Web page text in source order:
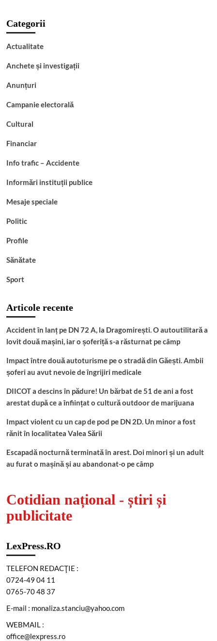
Categorii
Actualitate
Anchete și investigații
Anunțuri
Campanie electorală
Cultural
Financiar
Info trafic – Accidente
Informări instituții publice
Mesaje speciale
Politic
Profile
Sănătate
Sport
Articole recente
Accident în lanț pe DN 72 A, la Dragomirești. O autoutilitară a
lovit două mașini, iar o șoferiță s-a răsturnat pe câmp
Impact între două autoturisme pe o stradă din Găești. Ambii
șoferi au avut nevoie de îngrijiri medicale
DIICOT a descins în pădure! Un bărbat de 51 de ani a fost
arestat după ce a înființat o cultură outdoor de marijuana
Impact violent cu un cap de pod pe DN 2D. Un minor a fost
rănit în localitatea Valea Sării
Escapadă nocturnă terminată în arest. Doi minori și un adult
au furat o mașină și au abandonat-o pe câmp
Cotidian național - știri și
publicitate
LexPress.RO
TELEFON REDACŢIE :
0724-49 04 11
0765-70 48 37
E-mail : monaliza.stanciu@yahoo.com
WEBMAIL :
office@lexpress.ro